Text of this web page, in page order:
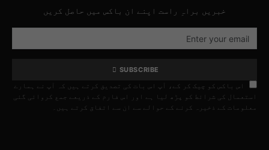
خبریں براہِ راست اپنے ان باکس میں حاصل کریں
SUBSCRIBE
اس باکس کو چیک کر کے، آپ اس بات کی تصدیق کرتے ہیں کہ آپ نے ہمارے
استعمال کی شرائط کو پڑھ لیا ہے اور اس فارم کے ذریعے جمع کروائی گئی
معلومات کے ذخیرہ کرنے کے حوالے سے ان سے اتفاق کرتے ہیں۔